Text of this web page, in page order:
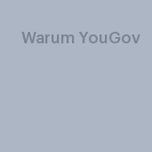
Warum YouGov